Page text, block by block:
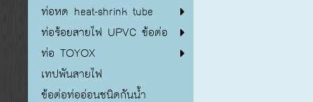
ท่อหด heat-shrink tube
ท่อร้อยสายไฟ UPVC ข้อต่อ
ท่อ TOYOX
เทปพันสายไฟ
ข้อต่อท่ออ่อนชนิดกันน้ำ